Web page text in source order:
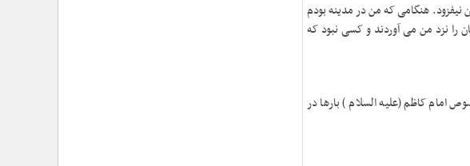
نیفزود. هنگامی که من در مدینه بودم
را نزد من می آوردند و کسی نبود که
امام کاظم (علیه السلام ) بارها در